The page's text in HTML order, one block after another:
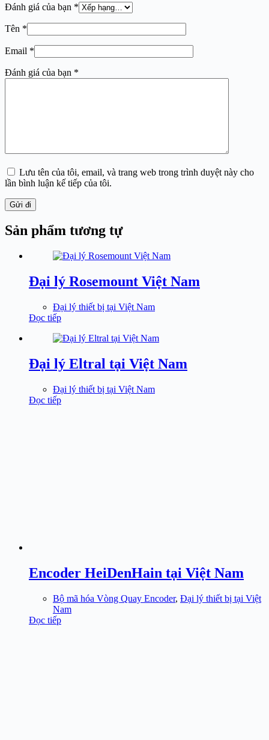
Đánh giá của bạn *
Tên *
Email *
Đánh giá của bạn *
Lưu tên của tôi, email, và trang web trong trình duyệt này cho
lần bình luận kế tiếp của tôi.
Gửi đi
Sản phẩm tương tự
Đại lý Rosemount Việt Nam
Đại lý thiết bị tại Việt Nam
Đọc tiếp
Đại lý Eltral tại Việt Nam
Đại lý thiết bị tại Việt Nam
Đọc tiếp
Encoder HeiDenHain tại Việt Nam
Bộ mã hóa Vòng Quay Encoder, Đại lý thiết bị tại Việt
Nam
Đọc tiếp